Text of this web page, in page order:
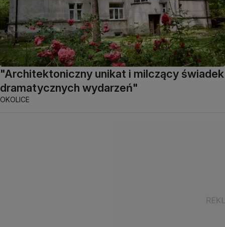
"Architektoniczny unikat i milczący świadek
dramatycznych wydarzeń"
OKOLICE